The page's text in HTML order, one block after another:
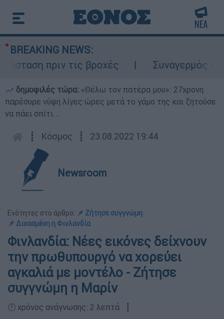
BREAKING NEWS:
πριν τις βροχές
Συναγερμός στον
δημοφιλές τώρα: «Θέλω τον πατέρα μου»: 27χρονη
παρέσυρε νύφη λίγες ώρες μετά το γάμο της και ζητούσε
να πάει σπίτι...
┋ Κόσμος ┋ 23.08.2022 19:44
Newsroom
Ενότητες στο άρθρο: 📌 Ζήτησε συγγνώμη
📌 Διχασμένη η Φινλανδία
Φινλανδία: Νέες εικόνες δείχνουν
την πρωθυπουργό να χορεύει
αγκαλιά με μοντέλο - Ζήτησε
συγγνώμη η Μαρίν
🕛 χρόνος ανάγνωσης: 2 λεπτά ┋